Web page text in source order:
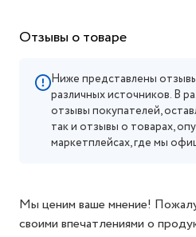
Отзывы о товаре
Ниже представлены
различных источников. В
отзывы покупателей,
так и отзывы о товарах,
маркетплейсах, где мы
Мы ценим ваше мнение!
своими впечатлениями о